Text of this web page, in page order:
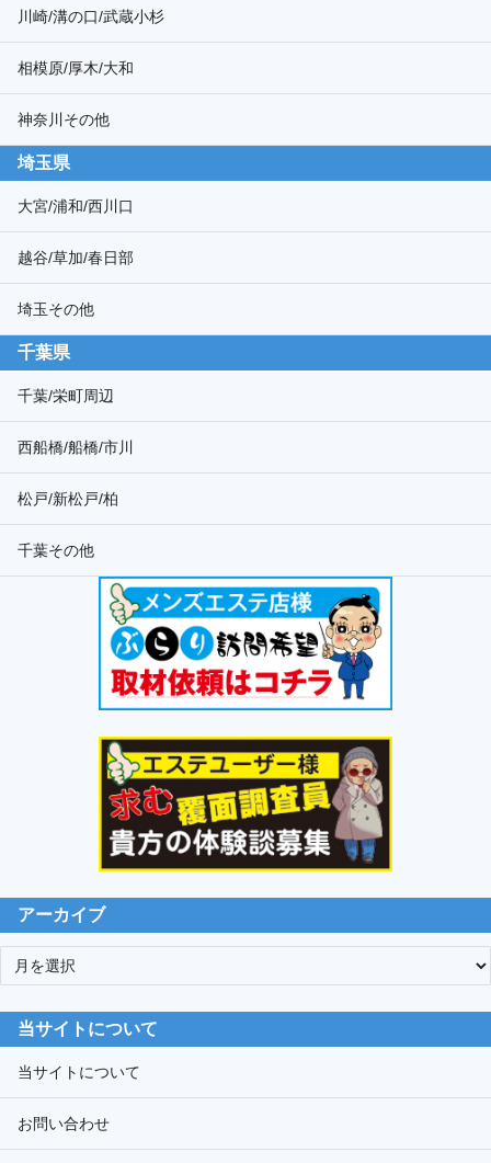
川崎/溝の口/武蔵小杉
相模原/厚木/大和
神奈川その他
埼玉県
大宮/浦和/西川口
越谷/草加/春日部
埼玉その他
千葉県
千葉/栄町周辺
西船橋/船橋/市川
松戸/新松戸/柏
千葉その他
アーカイブ
ア
ー
カ
当サイトについて
当サイトについて
お問い合わせ